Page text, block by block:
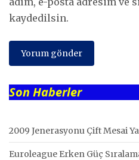
kaydedilsin.
Son Haberler
2009 Jenerasyonu Çift Mesai
Euroleague Erken Güç